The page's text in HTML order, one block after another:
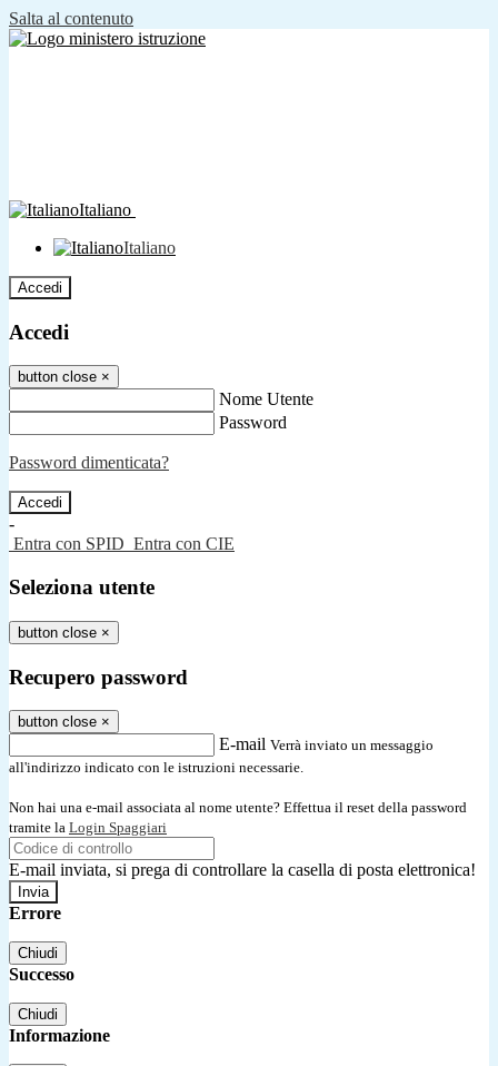
Salta al contenuto
Italiano
Italiano
Accedi
Accedi
button close ×
Nome Utente
Password
Password dimenticata?
-
Entra con SPID Entra con CIE
Seleziona utente
button close ×
Recupero password
button close ×
E-mail Verrà inviato un messaggio
all'indirizzo indicato con le istruzioni necessarie.
Non hai una e-mail associata al nome utente? Effettua il reset della password
tramite la Login Spaggiari
E-mail inviata, si prega di controllare la casella di posta elettronica!
Errore
Chiudi
Successo
Chiudi
Informazione